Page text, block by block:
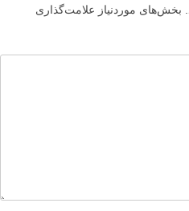
بخش‌های موردنیاز علامت‌گذاری